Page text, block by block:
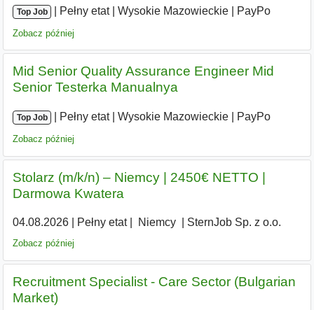
Top Job Pełny etat| Wysokie Mazowieckie PayPo
Zobacz później
Mid Senior Quality Assurance Engineer Mid
Senior Testerka Manualnya
Top Job Pełny etat| Wysokie Mazowieckie PayPo
Zobacz później
Stolarz (m/k/n) – Niemcy | 2450€ NETTO |
Darmowa Kwatera
04.08.2026| Pełny etat| Niemcy SternJob Sp. z o.o.
Zobacz później
Recruitment Specialist - Care Sector (Bulgarian
Market)